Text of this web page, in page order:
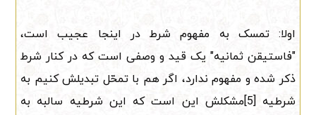
اولا: تمسک به مفهوم شرط در اینجا عجیب است،
"فاستیقن ثمانیه" یک قید و وصفی است که در کنار شرط
ذکر شده و مفهوم ندارد، اگر هم با تمحّل تبدیلش کنیم به
شرطیه [5]مشکلش این است که این شرطیه سالبه به